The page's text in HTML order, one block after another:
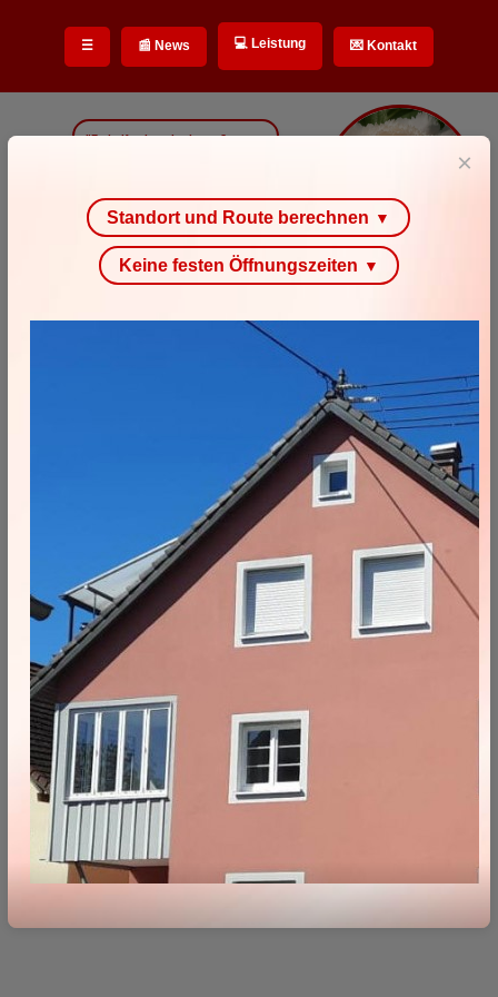
"Du bist ja pünktlich: Eine
Stunde zu spät. Früher hatte ich
dich eh nicht erwartet."
Sie kennt mich am besten
"Zu helfen ist mir ein großes
"Sie kommen doch sonst immer
zu spät, ich wollte mich gerade
ein halbes Stündchen hinlegen!"
Stefan Zerbst
"Hallo!"
×
Standort und Route berechnen ▼
Keine festen Öffnungszeiten ▼
☰ 📰 News 💻 Leistung 💌 Kontakt